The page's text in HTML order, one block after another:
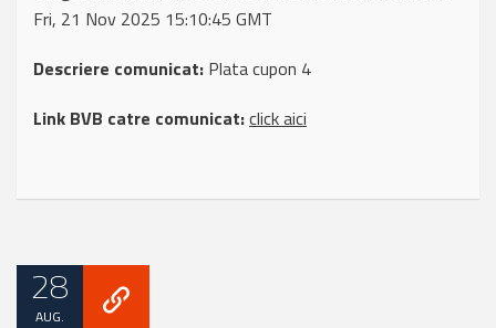
Fri, 21 Nov 2025 15:10:45 GMT
Descriere comunicat: Plata cupon 4
Link BVB catre comunicat:click aici
28
AUG.